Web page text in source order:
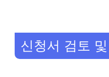
신청서 검토